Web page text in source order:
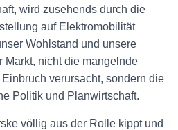
wird zusehends durch die
auf Elektromobilität
Wohlstand und unsere
Markt, nicht die mangelnde
verursacht, sondern die
Politik und Planwirtschaft.
völlig aus der Rolle kippt und